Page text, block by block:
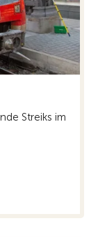
Streiks im